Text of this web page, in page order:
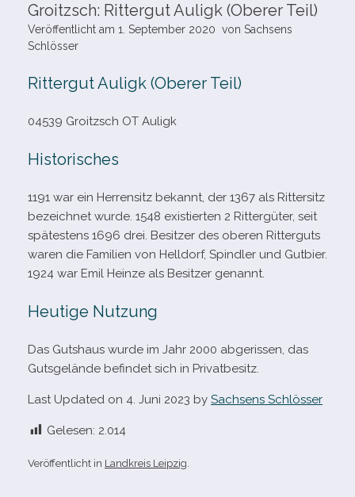
Groitzsch: Rittergut Auligk (Oberer Teil)
Veröffentlicht am 1. September 2020 von Sachsens
Schlösser
Rittergut Auligk (Oberer Teil)
04539 Groitzsch OT Auligk
Historisches
1191 war ein Herrensitz bekannt, der 1367 als Rittersitz
bezeich­net wurde. 1548 exis­tier­ten 2 Rittergüter, seit
spä­tes­tens 1696 drei. Besitzer des obe­ren Ritterguts
waren die Familien von Helldorf, Spindler und Gutbier.
1924 war Emil Heinze als Besitzer genannt.
Heutige Nutzung
Das Gutshaus wurde im Jahr 2000 abge­ris­sen, das
Gutsgelände befin­det sich in Privatbesitz.
Last Updated on 4. Juni 2023 by Sachsens Schlösser
Gelesen: 2.014
Veröffentlicht in Landkreis Leipzig